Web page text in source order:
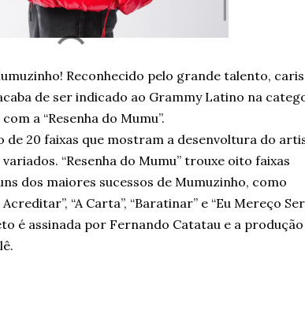
Reconhecido pelo grande talento,
de ser indicado ao Grammy Latino na
a “Resenha do Mumu”.
de 20 faixas que mostram a desenvoltura do
“Resenha do Mumu” trouxe oito faixas
dos maiores sucessos de Mumuzinho, como
Acreditar”, “A Carta”, “Baratinar” e “Eu Mereço Ser
é assinada por Fernando Catatau e a produção